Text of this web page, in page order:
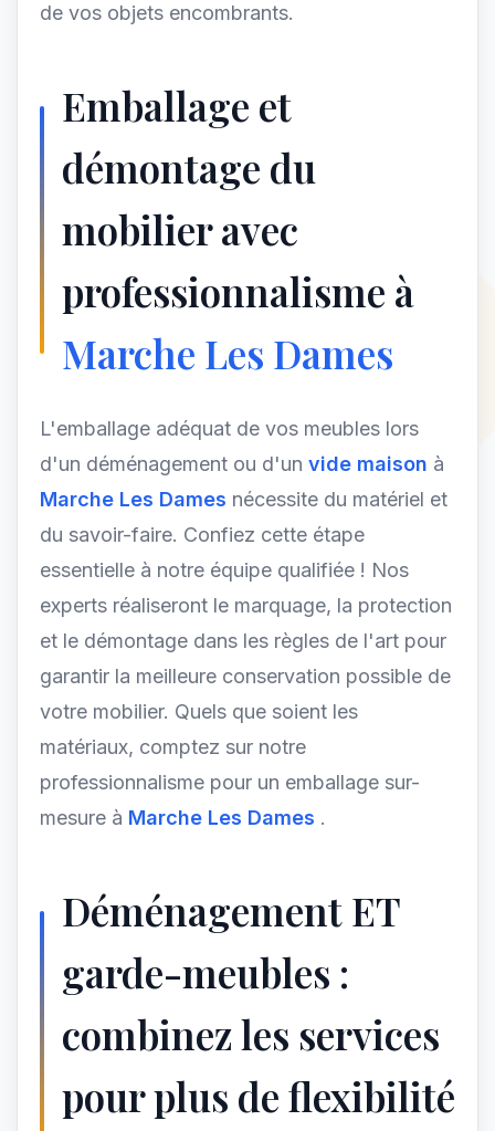
de vos objets encombrants.
Emballage et
démontage du
mobilier avec
professionnalisme à
Marche Les Dames
L'emballage adéquat de vos meubles lors
d'un déménagement ou d'un vide maison à
Marche Les Dames nécessite du matériel et
du savoir-faire. Confiez cette étape
essentielle à notre équipe qualifiée ! Nos
experts réaliseront le marquage, la protection
et le démontage dans les règles de l'art pour
garantir la meilleure conservation possible de
votre mobilier. Quels que soient les
matériaux, comptez sur notre
professionnalisme pour un emballage sur-
mesure à Marche Les Dames .
Déménagement ET
garde-meubles :
combinez les services
pour plus de flexibilité